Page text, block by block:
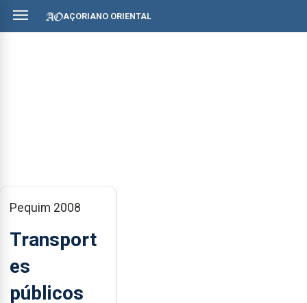
AÇORIANO ORIENTAL
Pequim 2008
Transport
es
públicos